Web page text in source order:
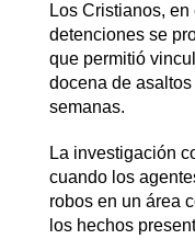
Los Cristianos,
detenciones se
que permitió
docena de
semanas.
La investigación
cuando los
robos en un área
los hechos